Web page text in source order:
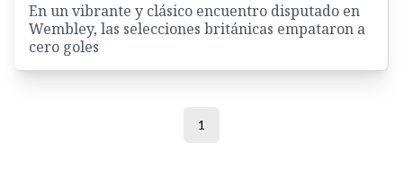
En un vibrante y clásico encuentro disputado en
Wembley, las selecciones británicas empataron a
cero goles
1